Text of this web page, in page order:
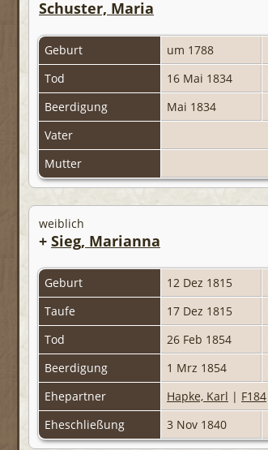
Schuster, Maria
Geburt
um 1788
Tod
16 Mai 1834
Beerdigung
Mai 1834
Vater
Mutter
weiblich
+ Sieg, Marianna
Geburt 12 Dez 1815
Taufe
17 Dez 1815
Tod
26 Feb 1854
Beerdigung
1 Mrz 1854
Ehepartner
Hapke, Karl | F184
Eheschließung
3 Nov 1840